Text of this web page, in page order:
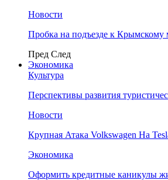
Новости
Пробка на подъезде к Крымскому
Пред След
Экономика
Культура
Перспективы развития
Новости
Крупная Атака Volkswagen На
Экономика
Оформить кредитные каникулы